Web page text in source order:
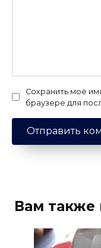
Сохранить моё
браузере для
Вам также